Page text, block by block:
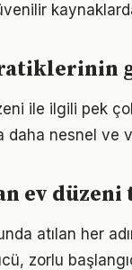
ile ilgili pek
daha nesnel ve
ev
atılan her
zorlu